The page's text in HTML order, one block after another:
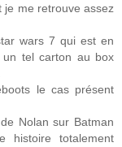
je me retrouve assez
wars 7 qui est en
un tel carton au box
le cas présent
Nolan sur Batman
histoire totalement